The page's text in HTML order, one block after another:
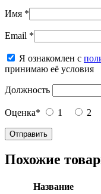
Имя *
Email *
Я ознакомлен с
принимаю её условия
Должность
Оценка* 1 2
Похожие
Название